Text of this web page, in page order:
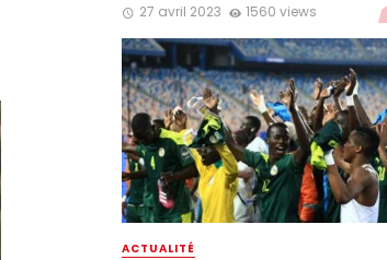
27 avril 2023 1560 views
ACTUALITÉ